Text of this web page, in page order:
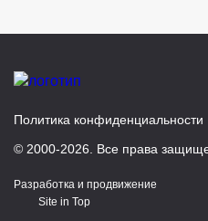
Политика конфиденциальности
© 2000-2026. Все права
Разработка и продвижение
Site in Top